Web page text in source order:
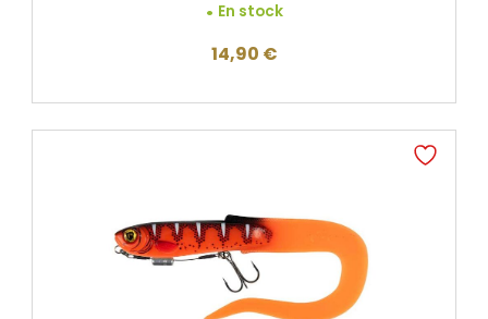
En stock
14,90 €